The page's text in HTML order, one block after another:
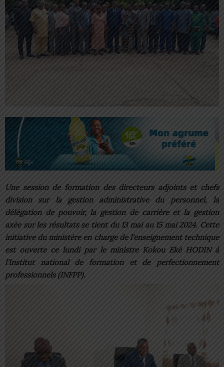
Une session de formation des directeurs adjoints et chefs
division sur la gestion administrative du personnel, la
délégation de pouvoir, la gestion de carrière et la gestion
axée sur les résultats se tient du 13 mai au 15 mai 2024. Cette
initiative du ministère en charge de l’enseignement technique
est ouverte ce lundi par le ministre Kokou Eké HODIN à
l’Institut national de formation et de perfectionnement
professionnels (INFPP).